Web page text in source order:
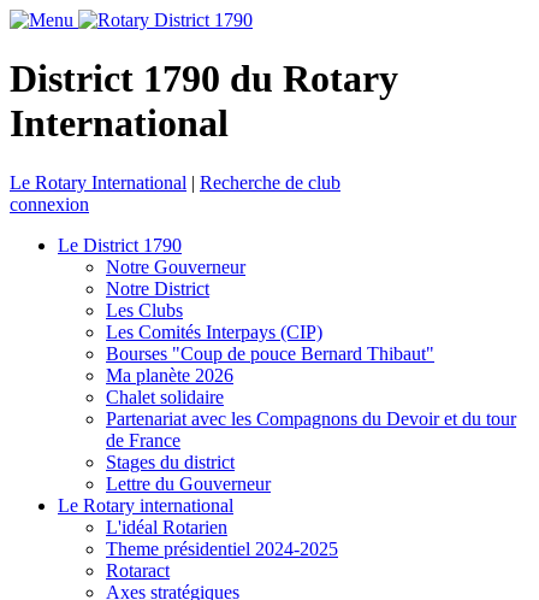
District 1790 du Rotary
International
Le Rotary International | Recherche de club
connexion
Le District 1790
Notre Gouverneur
Notre District
Les Clubs
Les Comités Interpays (CIP)
Bourses "Coup de pouce Bernard Thibaut"
Ma planète 2026
Chalet solidaire
Partenariat avec les Compagnons du Devoir et du tour
de France
Stages du district
Lettre du Gouverneur
Le Rotary international
L'idéal Rotarien
Theme présidentiel 2024-2025
Rotaract
Axes stratégiques